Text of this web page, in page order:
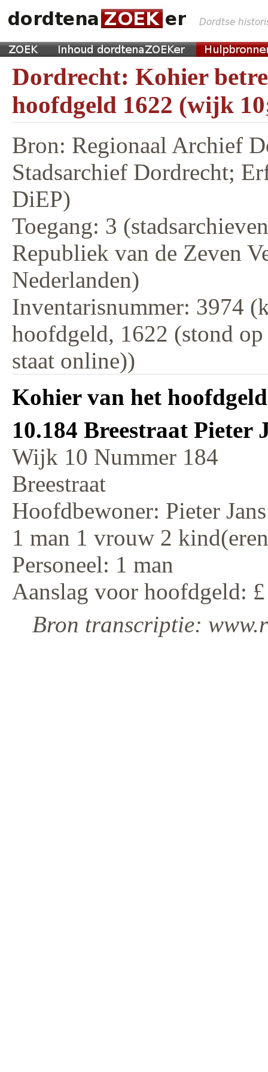
Dordrecht: Kohier
hoofdgeld 1622 (wijk
Bron: Regionaal Archief
Stadsarchief Dordrecht;
DiEP)
Toegang: 3
Republiek van de Zeven
Nederlanden)
Inventarisnummer: 3974
hoofdgeld, 1622 (stond
staat online))
Kohier van het
10.184 Breestraat Pieter
Wijk 10 Nummer 184
Breestraat
Hoofdbewoner: Pieter Jans
1 man 1 vrouw 2
Personeel: 1 man
Aanslag voor hoofdgeld:
Bron transcriptie: